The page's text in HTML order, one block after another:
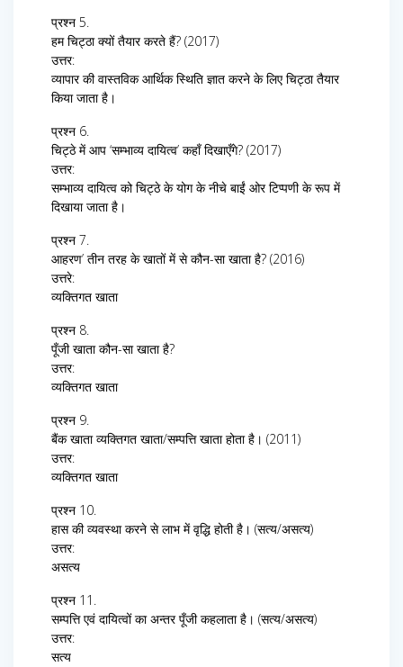
प्रश्न 5.
हम चिट्ठा क्यों तैयार करते हैं? (2017)
उत्तर:
व्यापार की वास्तविक आर्थिक स्थिति ज्ञात करने के लिए चिट्ठा तैयार
किया जाता है।
प्रश्न 6.
चिट्ठे में आप ‘सम्भाव्य दायित्व’ कहाँ दिखाएँगे? (2017)
उत्तर:
सम्भाव्य दायित्व को चिट्ठे के योग के नीचे बाईं ओर टिप्पणी के रूप में
दिखाया जाता है।
प्रश्न 7.
आहरण’ तीन तरह के खातों में से कौन-सा खाता है? (2016)
उत्तरे:
व्यक्तिगत खाता
प्रश्न 8.
पूँजी खाता कौन-सा खाता है?
उत्तर:
व्यक्तिगत खाता
प्रश्न 9.
बैंक खाता व्यक्तिगत खाता/सम्पत्ति खाता होता है। (2011)
उत्तर:
व्यक्तिगत खाता
प्रश्न 10.
हास की व्यवस्था करने से लाभ में वृद्धि होती है। (सत्य/असत्य)
उत्तर:
असत्य
प्रश्न 11.
सम्पत्ति एवं दायित्वों का अन्तर पूँजी कहलाता है। (सत्य/असत्य)
उत्तर:
सत्य